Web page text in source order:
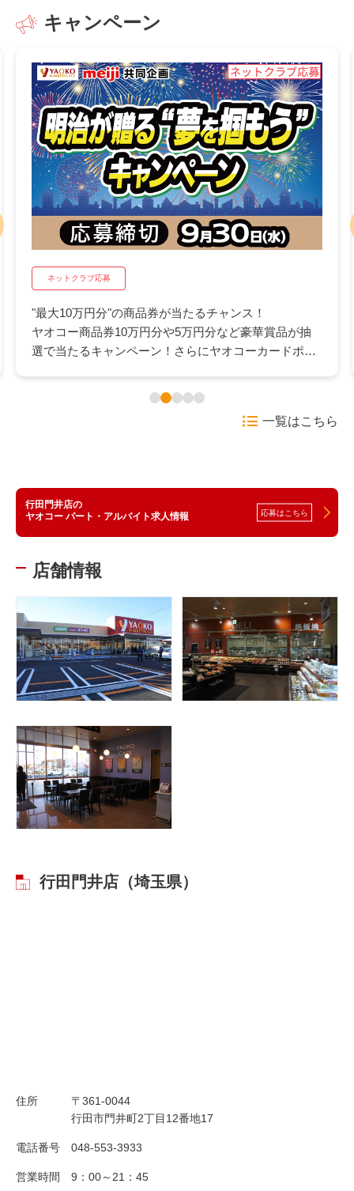
キャンペーン
ネットクラブ応募
"最大10万円分"の商品券が当たるチャンス！
ヤオコー商品券10万円分や5万円分など豪華賞品が抽
選で当たるキャンペーン！さらにヤオコーカードポイ
一覧はこちら
行田門井店の
ヤオコー パート・アルバイト求人情報
応募はこちら
店舗情報
行田門井店（埼玉県）
住所
〒361-0044
行田市門井町2丁目12番地17
電話番号 048-553-3933
営業時間 9：00～21：45